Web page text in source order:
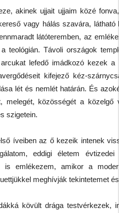
akinek ujjait ujjaim közé
vagy hálás szavára,
látóteremben, az
teológián. Távoli országok
lefedő imádkozó kezek a
kifejező kéz-
lét és nemlét határán. És
melegét, közösségét a közelgő
szigetein.
íveiben az ő kezeik intenek
eddigi életem évtizedei
is emlékezem, amikor a
meghívják tekintetemet
kövült drága testvérkezek,